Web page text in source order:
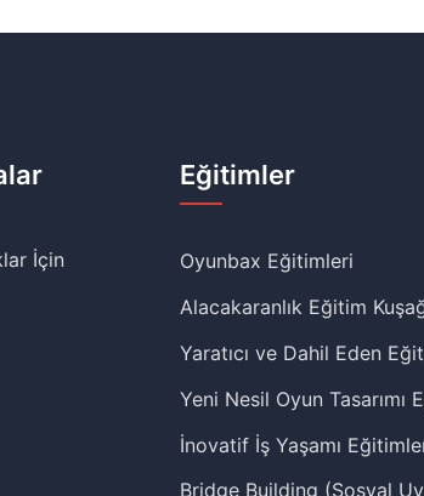
İçin
Eğitimler
Oyunbax Eğitimleri
Alacakaranlık Eğitim
Yaratıcı ve Dahil Eden
Yeni Nesil Oyun Tasarımı
İnovatif İş Yaşamı
Bridge Building (Sosyal